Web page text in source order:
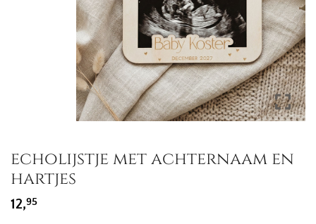
echolijstje met achternaam en
hartjes
12,95